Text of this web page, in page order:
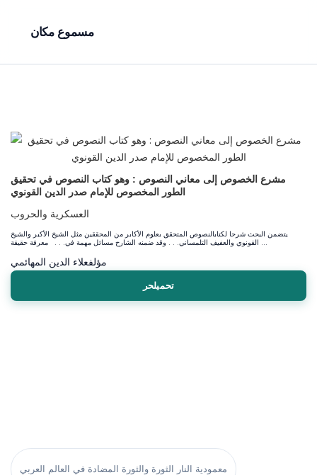
مسموع مكان
معمودية النار الثورة والثورة المضادة في العالم العربي
مشرع الخصوص إلى معاني النصوص : وهو كتاب النصوص في تحقيق
الطور المخصوص للإمام صدر الدين القونوي
العسكرية والحروب
يتضمن البحث شرحا لكتابالنصوص المتحقق بعلوم الأكابر من المحققين مثل الشيخ الأكبر والشيخ
مؤلفعلاء الدين المهائمي
تحميلحر